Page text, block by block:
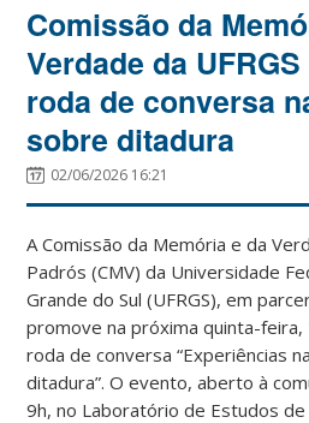
Comissão da
Verdade da
roda de conversa
sobre ditadura
02/06/2026 16:21
A Comissão da Memória e da
Padrós (CMV) da Universidade
Grande do Sul (UFRGS), em
promove na próxima quinta-feira,
roda de conversa “Experiências
ditadura”. O evento, aberto à
9h, no Laboratório de Estudos de